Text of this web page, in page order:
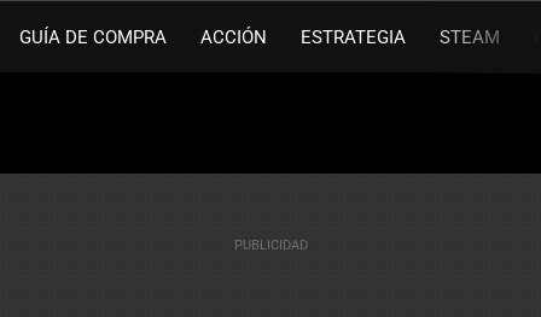
GUÍA DE COMPRA ACCIÓN ESTRATEGIA STEAM